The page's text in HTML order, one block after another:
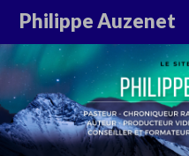
Philippe Auzenet